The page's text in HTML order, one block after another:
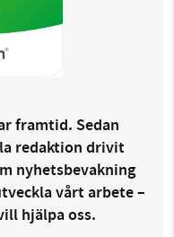
framtid. Sedan
redaktion drivit
nyhetsbevakning
vårt arbete –
hjälpa oss.